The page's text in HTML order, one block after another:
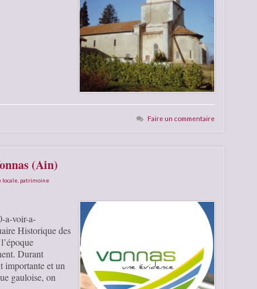
Faire un commentaire
(Ain)
locale patrimoine
a-voir-a-
Historique des
Durant
importante et un
gauloise, on